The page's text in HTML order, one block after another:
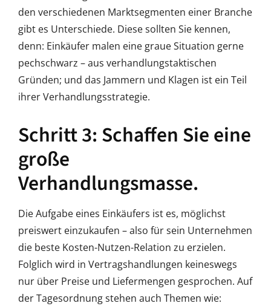
den verschiedenen Marktsegmenten einer Branche
gibt es Unterschiede. Diese sollten Sie kennen,
denn: Einkäufer malen eine graue Situation gerne
pechschwarz – aus verhandlungstaktischen
Gründen; und das Jammern und Klagen ist ein Teil
ihrer Verhandlungsstrategie.
Schritt 3: Schaffen Sie eine
große
Verhandlungsmasse.
Die Aufgabe eines Einkäufers ist es, möglichst
preiswert einzukaufen – also für sein Unternehmen
die beste Kosten-Nutzen-Relation zu erzielen.
Folglich wird in Vertragshandlungen keineswegs
nur über Preise und Liefermengen gesprochen. Auf
der Tagesordnung stehen auch Themen wie: